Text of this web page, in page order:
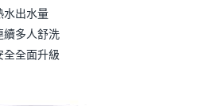
水出水量
續多人舒洗
全全面升級